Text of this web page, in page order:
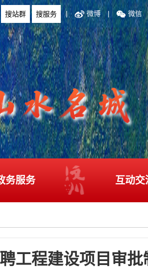
| 微博 | 微信
务服务 互动交
工程建设项目审